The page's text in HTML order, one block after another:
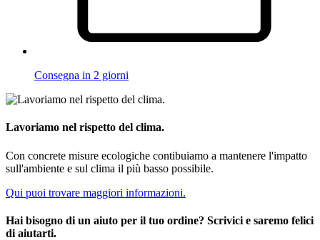
Consegna in 2 giorni
Lavoriamo nel rispetto del clima.
Con concrete misure ecologiche contibuiamo a mantenere l'impatto
sull'ambiente e sul clima il più basso possibile.
Qui puoi trovare maggiori informazioni.
Hai bisogno di un aiuto per il tuo ordine? Scrivici e saremo felici
di aiutarti.